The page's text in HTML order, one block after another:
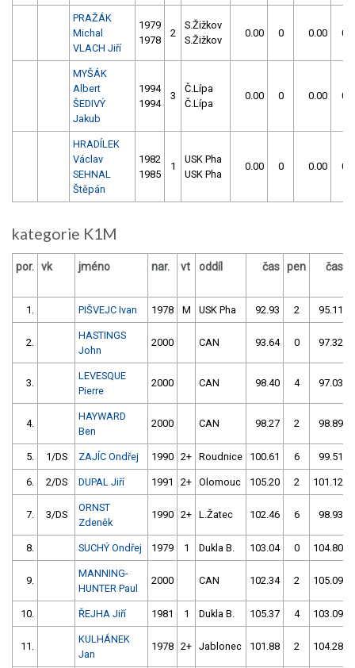
PRAŽÁK
Michal
VLACH Jiří
1979
1978
2
S.Žižkov
S.Žižkov
0.00 0 0.00 0
MYŠÁK
Albert
ŠEDIVÝ
Jakub
1994
1994
3
Č.Lípa
Č.Lípa
0.00 0 0.00 0
HRADÍLEK
Václav
SEHNAL
Štěpán
1982
1985
1
USK Pha
USK Pha
0.00 0 0.00 0
kategorie K1M
por. vk jméno nar. vt oddíl čas pen čas
1. PIŠVEJC Ivan 1978 M USK Pha 92.93 2 95.11
2.
HASTINGS
John
2000 CAN 93.64 0 97.32
3.
LEVESQUE
Pierre
2000 CAN 98.40 4 97.03
4.
HAYWARD
Ben
2000 CAN 98.27 2 98.89
5. 1/DS ZAJÍC Ondřej 1990 2+ Roudnice 100.61 6 99.51
6. 2/DS DUPAL Jiří 1991 2+ Olomouc 105.20 2 101.12
7. 3/DS
ORNST
Zdeněk
1990 2+ L.Žatec 102.46 6 98.93
8. SUCHÝ Ondřej 1979 1 Dukla B. 103.04 0 104.80
9.
MANNING-
HUNTER Paul
2000 CAN 102.34 2 105.09
10. ŘEJHA Jiří 1981 1 Dukla B. 105.37 4 103.09
11.
KULHÁNEK
Jan
1978 2+ Jablonec 101.88 2 104.28